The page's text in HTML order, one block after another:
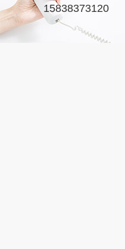
15838373120